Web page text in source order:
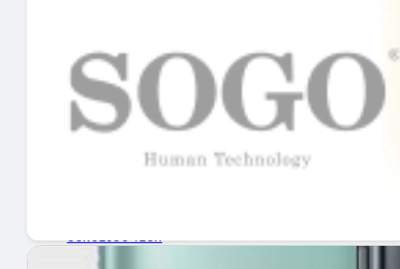
INICIO
EMPRESAS
GUÍA DE COMPRA